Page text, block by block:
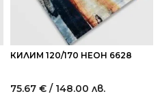
КИЛИМ 120/170 НЕОН 6628
75.67 € / 148.00 лв.